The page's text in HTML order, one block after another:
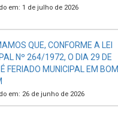
em: 1 de julho de 2026
QUE, CONFORME A LEI
Nº 264/1972, O DIA 29 DE
FERIADO MUNICIPAL EM BOM
em: 26 de junho de 2026